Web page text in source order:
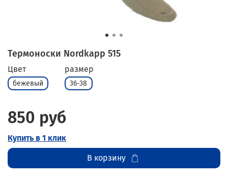
Термоноски Nordkapp 515
Цвет
бежевый
размер
36-38
850 руб
Купить в 1 клик
В корзину